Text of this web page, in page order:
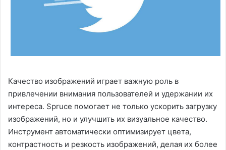
Качество изображений играет важную роль в
привлечении внимания пользователей и удержании их
интереса. Spruce помогает не только ускорить загрузку
изображений, но и улучшить их визуальное качество.
Инструмент автоматически оптимизирует цвета,
контрастность и резкость изображений, делая их более